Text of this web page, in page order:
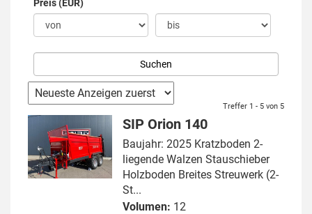
Preis (EUR)
Treffer 1 - 5 von 5
SIP Orion 140
Baujahr: 2025 Kratzboden 2-
liegende Walzen Stauschieber
Holzboden Breites Streuwerk (2-
St...
Volumen: 12